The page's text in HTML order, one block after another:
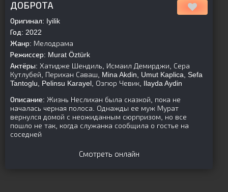
ДОБРОТА
Оригинал: Iyilik
Год: 2022
Жанр: Мелодрама
Режиссер: Murat Öztürk
Актёры: Хатидже Шендиль, Исмаил Демирджи, Сера
Кутлубей, Перихан Саваш, Mina Akdin, Umut Kaplica, Sefa
Tantoglu, Pelinsu Karayel, Озгюр Чевик, Ilayda Aydin
Описание: Жизнь Неслихан была сказкой, пока не
началась черная полоса. Однажды ее муж Мурат
вернулся домой с неожиданным сюрпризом, но все
пошло не так, когда служанка сообщила о гостье на
соседней
Смотреть онлайн